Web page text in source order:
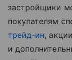
застройщики
покупателям
трейд-ин,
и